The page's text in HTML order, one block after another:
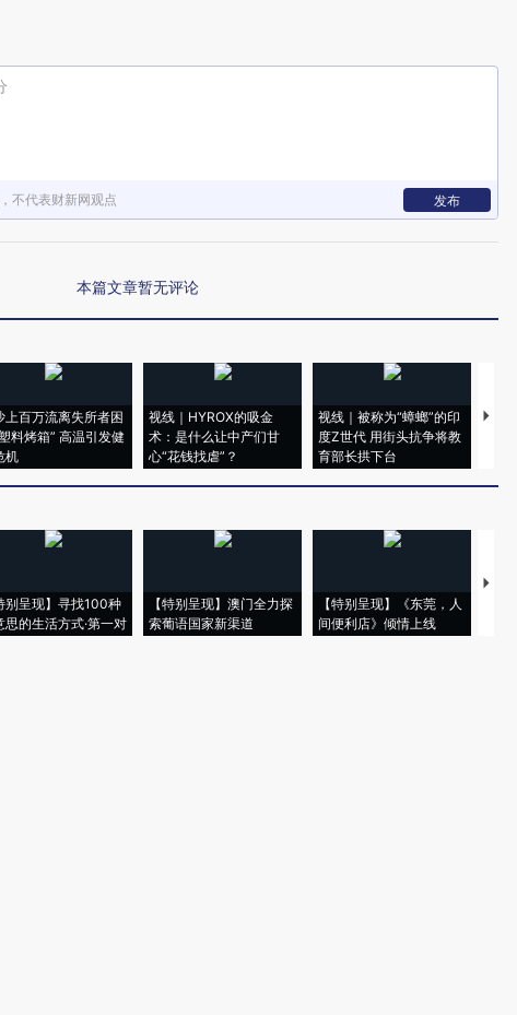
不代表财新网观点 发布
本篇文章暂无评论
上百万流离失所者困
料烤箱” 高温引发健
机
视线｜HYROX的吸金
术：是什么让中产们甘
心“花钱找虐”？
视线｜被称为“蟑螂”的印
度Z世代 用街头抗争将教
育部长拱下台
视线
别呈现】寻找100种
思的生活方式·第一对
【特别呈现】澳门全力探
索葡语国家新渠道
【特别呈现】《东莞，人
间便利店》倾情上线
【推
会